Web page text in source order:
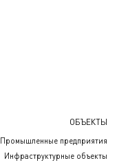
ОБЪЕКТЫ
Промышленные предприятия
Инфраструктурные объекты